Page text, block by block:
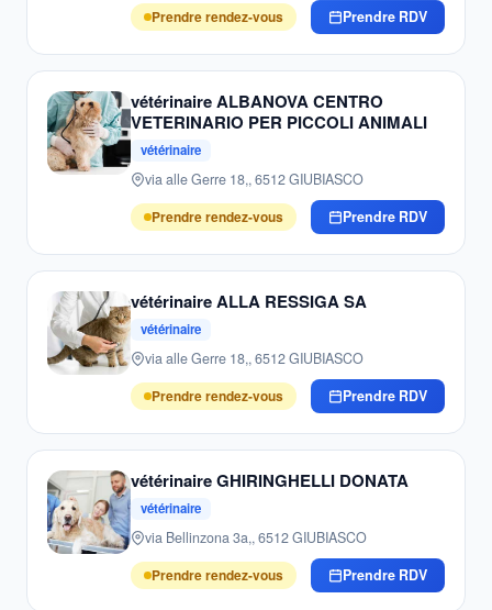
Prendre rendez-vous
Prendre RDV
vétérinaire ALBANOVA CENTRO
VETERINARIO PER PICCOLI ANIMALI
vétérinaire
via alle Gerre 18,, 6512 GIUBIASCO
Prendre rendez-vous
Prendre RDV
vétérinaire ALLA RESSIGA SA
vétérinaire
via alle Gerre 18,, 6512 GIUBIASCO
Prendre rendez-vous
Prendre RDV
vétérinaire GHIRINGHELLI DONATA
vétérinaire
via Bellinzona 3a,, 6512 GIUBIASCO
Prendre rendez-vous
Prendre RDV